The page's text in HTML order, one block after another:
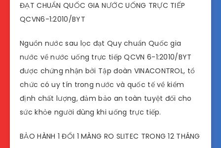
ĐẠT CHUẨN QUỐC GIA NƯỚC UỐNG TRỰC TIẾP
QCVN6-1:2010/BYT
Nguồn nước sau lọc đạt Quy chuẩn Quốc gia
nước về nước uống trực tiếp QCVN 6-1:2010/BYT
được chứng nhận bởi Tập đoàn VINACONTROL, tổ
chức có uy tín trong nước và quốc tế về kiểm
định chất lượng, đảm bảo an toàn tuyệt đối cho
sức khỏe người dùng khi uống trực tiếp.
BẢO HÀNH 1 ĐỔI 1 MÀNG RO SLITEC TRONG 12 THÁNG